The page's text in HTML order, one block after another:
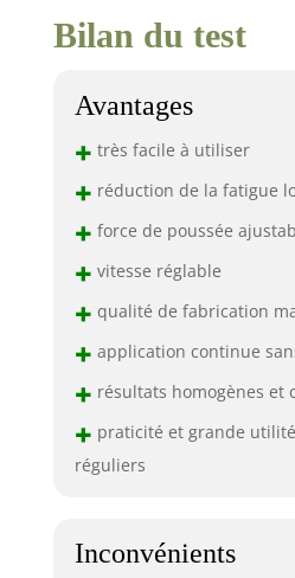
Bilan du test
Avantages
+ très facile à utiliser
+ réduction de la fatigue
+ force de poussée
+ vitesse réglable
+ qualité de fabrication
+ application continue
+ résultats homogènes et
+ praticité et grande
réguliers
Inconvénients